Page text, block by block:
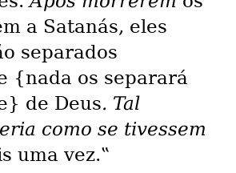
a Satanás, eles
separados
{nada os separará
de Deus. Tal
como se tivessem
uma vez.‟